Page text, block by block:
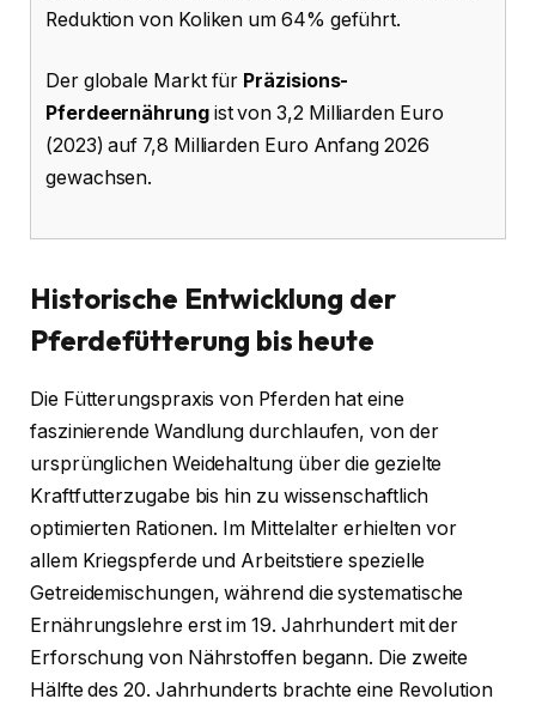
Reduktion von Koliken um 64% geführt.
Der globale Markt für Präzisions-
Pferdeernährungist von 3,2 Milliarden Euro
(2023) auf 7,8 Milliarden Euro Anfang 2026
gewachsen.
Historische Entwicklung der
Pferdefütterung bis heute
Die Fütterungspraxis von Pferden hat eine
faszinierende Wandlung durchlaufen, von der
ursprünglichen Weidehaltung über die gezielte
Kraftfutterzugabe bis hin zu wissenschaftlich
optimierten Rationen. Im Mittelalter erhielten vor
allem Kriegspferde und Arbeitstiere spezielle
Getreidemischungen, während die systematische
Ernährungslehre erst im 19. Jahrhundert mit der
Erforschung von Nährstoffen begann. Die zweite
Hälfte des 20. Jahrhunderts brachte eine Revolution